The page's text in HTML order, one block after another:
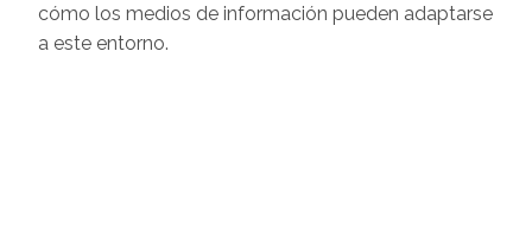
cómo los medios de información pueden adaptarse
a este entorno.